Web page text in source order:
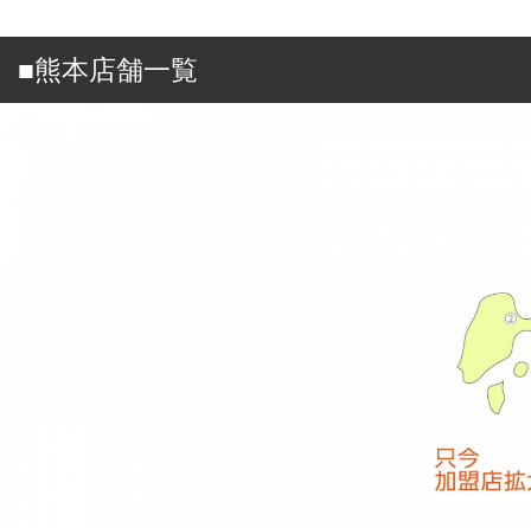
■熊本店舗一覧